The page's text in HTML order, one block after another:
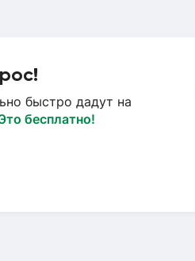
быстро дадут на
бесплатно!